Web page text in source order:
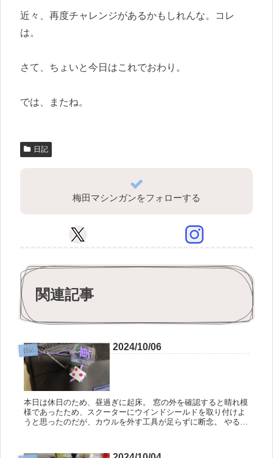
近々、再度チャレンジがあるかもしれんな。コレ
は。
さて、ちょいと今日はこれでおわり。
では、またね。
日記
梅田マシンガンをフォローする
関連記事
日記 2024/10/06
本日は休日のため、昼過ぎに起床。 窓の外を確認すると晴れ模
様であったため、スクーターにウインドシールドを取り付けよ
うと思ったのだが、カウルを外す工具が足らずに断念。 やる気